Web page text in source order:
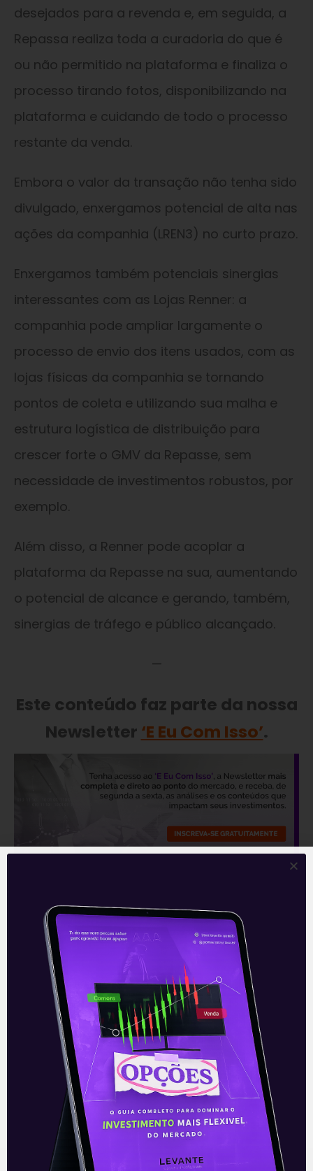
desejados para a revenda e, em seguida, a
Repassa realiza toda a curadoria do que é
ou não permitido na plataforma e finaliza o
processo tirando fotos, disponibilizando na
plataforma e cuidando de todo o processo
restante da venda.
Embora o valor da transação não tenha sido
divulgado, enxergamos potencial de alta nas
ações da companhia (LREN3) no curto prazo.
Enxergamos também potenciais sinergias
interessantes com as Lojas Renner: a
companhia pode ampliar largamente o
processo de envio dos itens usados, com as
lojas físicas da companhia se tornando
pontos de coleta e utilizando sua malha e
estrutura logística de distribuição para
crescer forte o GMV da Repasse, sem
necessidade de investimentos robustos, por
exemplo.
Além disso, a Renner pode acoplar a
plataforma da Repasse na sua, aumentando
o potencial de alcance e gerando, também,
sinergias de tráfego e público alcançado.
—
Este conteúdo faz parte da nossa
Newsletter ‘E Eu Com Isso’.
Leia também:
Follow-on da Lojas
Renner (LREN3).
Acompanhe nossas Redes Sociais!
O conteúdo foi útil para você? Compartilhe!